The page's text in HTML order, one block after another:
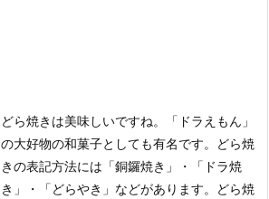
どら焼きは美味しいですね。
「ドラえもん」
の大好物の和菓子としても有名です。
どら焼
きの表記方法には「銅鑼焼き」・「ドラ焼
き」・「どらやき」などがあります。
どら焼